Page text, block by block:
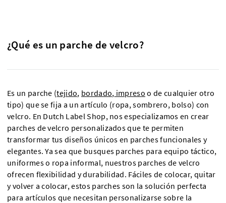
¿Qué es un parche de velcro?
Es un parche (tejido, bordado, impreso o de cualquier otro
tipo) que se fija a un artículo (ropa, sombrero, bolso) con
velcro. En Dutch Label Shop, nos especializamos en crear
parches de velcro personalizados que te permiten
transformar tus diseños únicos en parches funcionales y
elegantes. Ya sea que busques parches para equipo táctico,
uniformes o ropa informal, nuestros parches de velcro
ofrecen flexibilidad y durabilidad. Fáciles de colocar, quitar
y volver a colocar, estos parches son la solución perfecta
para artículos que necesitan personalizarse sobre la